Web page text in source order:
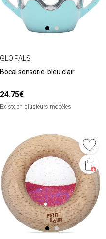
GLO PALS
Bocal sensoriel bleu clair
24.75€
Existe en plusieurs modèles